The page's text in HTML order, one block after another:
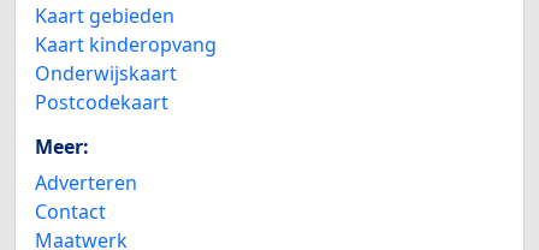
Kaart gebieden
Kaart kinderopvang
Onderwijskaart
Postcodekaart
Meer:
Adverteren
Contact
Maatwerk